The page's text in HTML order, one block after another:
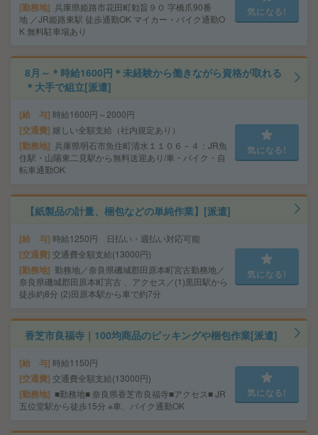
勤務地 兵庫県姫路市花田町勅旨９０ 字橋爪90番
地 ／JR姫路東駅 徒歩通勤OK マイカー・バイク通勤O
K 無料駐車場あり
気になる!
8月～＊時給1600円＊未経験から働きながら資格が取れる
＊大手で組立[派遣]
給 与 時給1600円～2000円
交通費 嬉しい全額支給（社内規定あり）
勤務地 兵庫県明石市魚住町清水１１０６－４：JR魚
住駅・山陽東二見駅から無料送迎あり/車・バイク・自
転車通勤OK
気になる!
【紙製品の計量、梱包などの単純作業】[派遣]
給 与 時給1250円 日払い・週払い対応可能
交通費 交通費全額支給(13000円)
勤務地 勤務地／奈良県磯城郡田原本町宮古勤務地／
奈良県磯城郡田原本町宮古 、アクセス／(1)黒田駅から
徒歩約8分 (2)田原本駅から車で約7分
気になる!
香芝市良福寺｜100均商品のピッキングや梱包作業[派遣]
給 与 時給1150円
交通費 交通費全額支給(13000円)
勤務地
■勤務地■ 奈良県香芝市良福寺■アクセス■ JR
五位堂駅から徒歩15分 ※車、バイク通勤OK
気になる!